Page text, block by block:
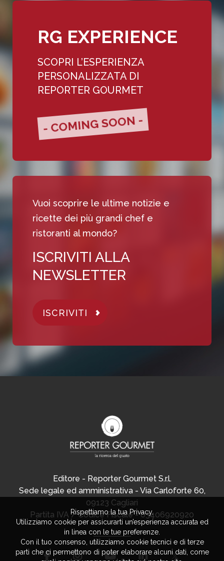
RG EXPERIENCE
SCOPRI L’ESPERIENZA
PERSONALIZZATA DI
REPORTER GOURMET
- COMING SOON -
Vuoi scoprire le ultime notizie e
ricette dei più grandi chef e
ristoranti al mondo?
ISCRIVITI ALLA
NEWSLETTER
ISCRIVITI
Editore - Reporter Gourmet S.r.l.
Sede legale ed amministrativa - Via Carloforte 60,
09123 Cagliari
Partita IVA / Codice Fiscale - 03406920920
Rispettiamo la tua Privacy.
Utilizziamo cookie per assicurarti un’esperienza accurata ed
in linea con le tue preferenze.
Con il tuo consenso, utilizziamo cookie tecnici e di terze
parti che ci permettono di poter elaborare alcuni dati, come